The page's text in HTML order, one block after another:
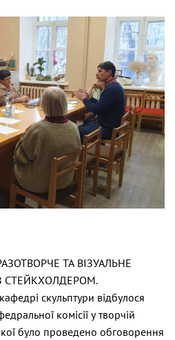
ТА ВІЗУАЛЬНЕ
СТЕЙКХОЛДЕРОМ.
скульптури відбулося
комісії у творчій
було проведено обговорення